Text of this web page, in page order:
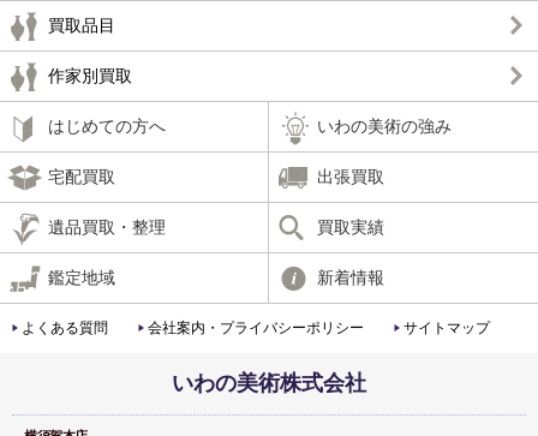
買取品目
作家別買取
はじめての方へ いわの美術の強み
宅配買取 出張買取
遺品買取・整理 買取実績
鑑定地域 新着情報
よくある質問 会社案内・プライバシーポリシー サイトマップ
いわの美術株式会社